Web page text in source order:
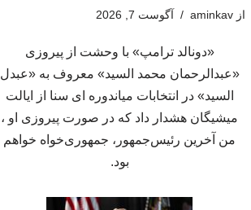
از aminkav آگوست 7, 2026
«دونالد ترامپ» با وحشت از پیروزی
«عبدالرحمان محمد السید» معروف به «عبدل
السید» در انتخابات میاندوره ای سنا از ایالت
میشیگان هشدار داد که در صورت پیروزی او ،
من آخرین رئیس‌جمهور، جمهوری‌‍‌خواه خواهم
بود.